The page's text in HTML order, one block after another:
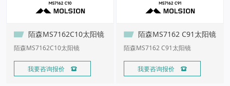
陌森MS7162C10太阳镜
陌森MS7162C10太阳镜
我要咨询报价 
陌森MS7162 C91太阳镜
陌森MS7162 C91太阳镜
我要咨询报价 